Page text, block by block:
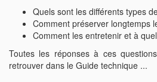
Quels sont les différents types
Comment préserver longtemps
Comment les entretenir et à
Toutes les réponses à ces
retrouver dans le Guide technique ...